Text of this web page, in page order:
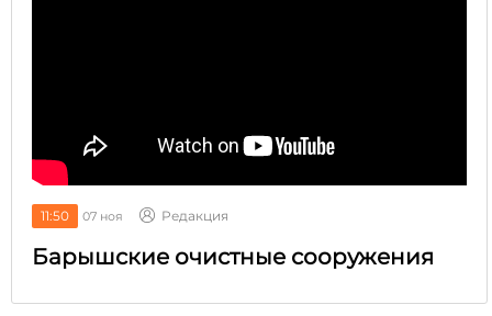
11:50 07 ноя Редакция
Барышские очистные сооружения